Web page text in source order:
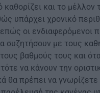
και το μέλλον
υπάρχει χρονικό
οι ενδιαφερόμενοι
συζητήσουν με τους
βαθμούς τους και
να κάνουν την
θα πρέπει να γνωρίζετε